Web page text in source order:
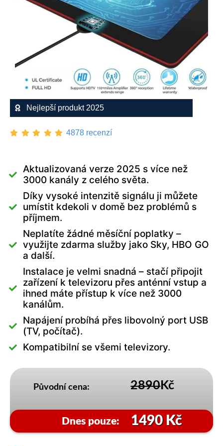
Nejlepší produkt 2025
4878 recenzí
Aktualizovaná verze 2025 s více než
3000 kanály z celého světa.
Díky vysoké intenzitě signálu ji můžete
umístit kdekoli v domě bez problémů s
příjmem.
Neplatíte žádné měsíční poplatky –
využijte zdarma služby jako Sky, HBO GO
a další.
Instalace je velmi snadná – stačí připojit
zařízení k televizoru přes anténní vstup a
ihned máte přístup k více než 3000
kanálům.
Napájení probíhá přes libovolný port USB
(TV, počítač).
Kompatibilní se všemi televizory.
Původní cena: 2890Kč
Dnes pouze: 1490 Kč